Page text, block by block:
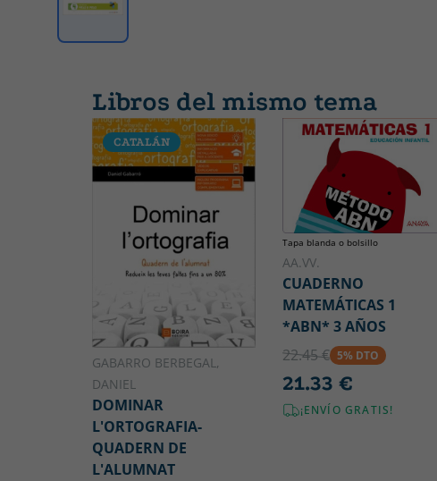
Libros del mismo tema
CATALÁN
GABARRO BERBEGAL,
DANIEL
DOMINAR
L'ORTOGRAFIA-
QUADERN DE
L'ALUMNAT
Tapa blanda o bolsillo
AA.VV.
CUADERNO
MATEMÁTICAS 1
*ABN* 3 AÑOS
22.45 € 5% DTO
21.33 €
¡ENVÍO GRATIS!